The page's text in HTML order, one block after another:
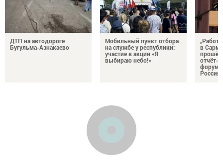
ДТП на автодороге
Бугульма-Азнакаево
Мобильный пункт отбора
на службе у республики:
участие в акции «Я
выбираю небо!»
в
прошёл
форум
Россия“